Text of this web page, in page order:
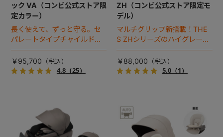
ック VA（コンビ公式ストア限
定カラー）
長く使えて、ずっと守る。セ
パレートタイプチャイルドシ
ートのロングユースモデル。
￥95,700
4.8（25）
ZH（コンビ公式ストア限定モ
デル）
マルチグリップ新搭載！THE
S ZHシリーズのハイグレード
モデル（2026年モデル）。
￥88,000
5.0（1）